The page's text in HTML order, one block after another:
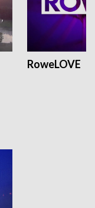
RoweLOVE